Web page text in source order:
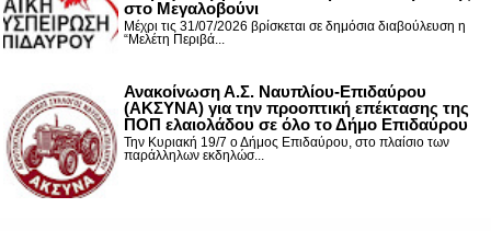
στο Μεγαλοβούνι
Μέχρι τις 31/07/2026 βρίσκεται σε δημόσια διαβούλευση η
“Μελέτη Περιβά...
Ανακοίνωση Α.Σ. Ναυπλίου-Επιδαύρου
(ΑΚΣΥΝΑ) για την προοπτική επέκτασης της
ΠΟΠ ελαιολάδου σε όλο το Δήμο Επιδαύρου
Την Κυριακή 19/7 ο Δήμος Επιδαύρου, στο πλαίσιο των
παράλληλων εκδηλώσ...